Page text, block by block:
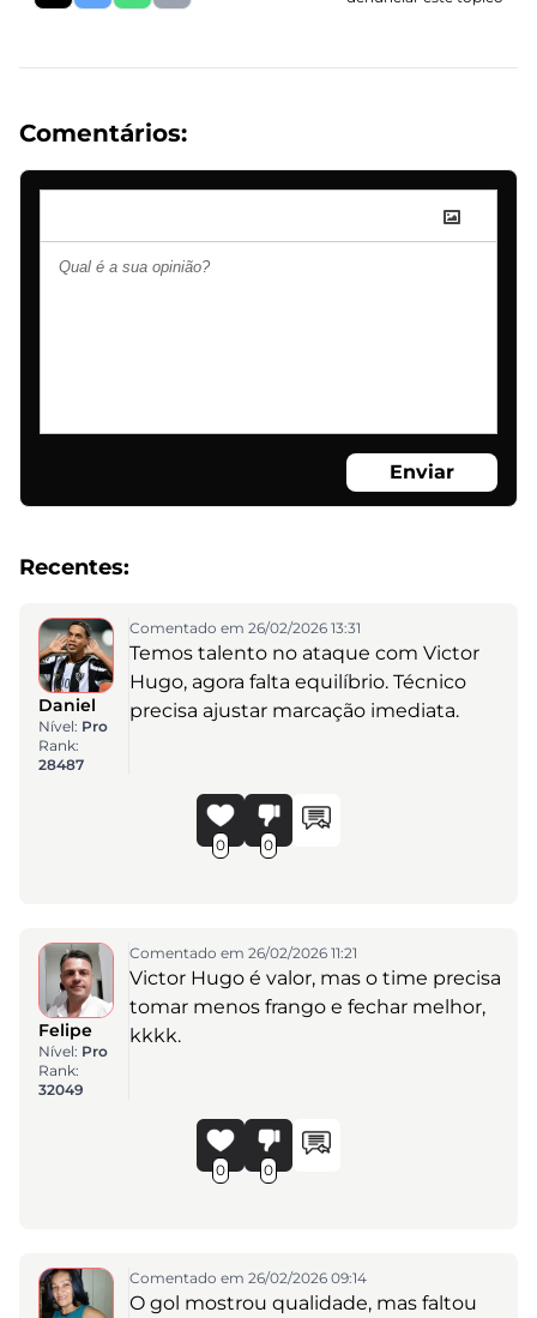
Comentários:
Enviar
Recentes:
Daniel
Nível: Pro
Rank:
28487
Comentado em 26/02/2026 13:31
Temos talento no ataque com Victor
Hugo, agora falta equilíbrio. Técnico
precisa ajustar marcação imediata.
0 0
Felipe
Nível: Pro
Rank:
32049
Comentado em 26/02/2026 11:21
Victor Hugo é valor, mas o time precisa
tomar menos frango e fechar melhor,
kkkk.
0 0
Comentado em 26/02/2026 09:14
O gol mostrou qualidade, mas faltou